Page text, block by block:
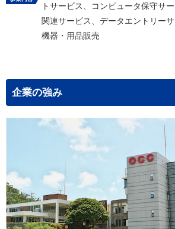
トサービス、コンピュータ保守サ
関連サービス、データエントリー
機器・用品販売
企業の強み